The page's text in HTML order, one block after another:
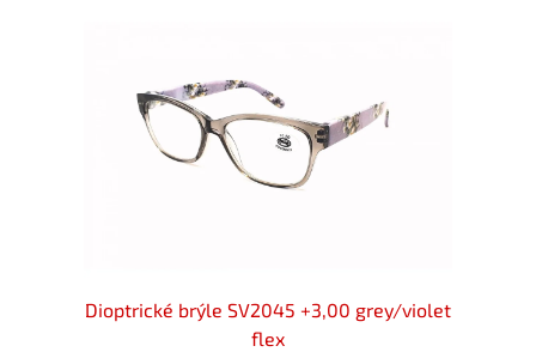
Dioptrické brýle SV2045 +3,00 grey/violet
flex